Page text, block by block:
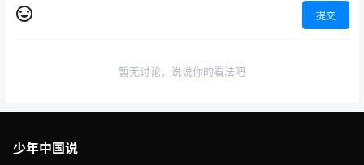
提交
暂无讨论，说说你的看法吧
少年中国说